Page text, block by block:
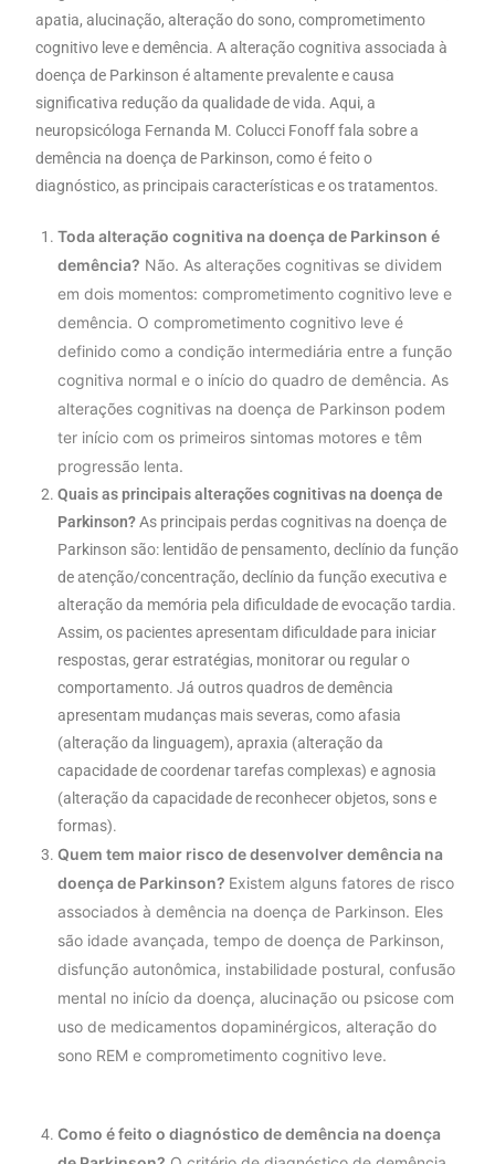
apatia, alucinação, alteração do sono, comprometimento
cognitivo leve e demência. A alteração cognitiva associada à
doença de Parkinson é altamente prevalente e causa
significativa redução da qualidade de vida. Aqui, a
neuropsicóloga Fernanda M. Colucci Fonoff fala sobre a
demência na doença de Parkinson, como é feito o
diagnóstico, as principais características e os tratamentos.
Toda alteração cognitiva na doença de Parkinson é
demência? Não. As alterações cognitivas se dividem
em dois momentos: comprometimento cognitivo leve e
demência. O comprometimento cognitivo leve é
definido como a condição intermediária entre a função
cognitiva normal e o início do quadro de demência. As
alterações cognitivas na doença de Parkinson podem
ter início com os primeiros sintomas motores e têm
progressão lenta.
Quais as principais alterações cognitivas na doença de
Parkinson?As principais perdas cognitivas na doença de
Parkinson são: lentidão de pensamento, declínio da função
de atenção/concentração, declínio da função executiva e
alteração da memória pela dificuldade de evocação tardia.
Assim, os pacientes apresentam dificuldade para iniciar
respostas, gerar estratégias, monitorar ou regular o
comportamento. Já outros quadros de demência
apresentam mudanças mais severas, como afasia
(alteração da linguagem), apraxia (alteração da
capacidade de coordenar tarefas complexas) e agnosia
(alteração da capacidade de reconhecer objetos, sons e
formas).
Quem tem maior risco de desenvolver demência na
doença de Parkinson? Existem alguns fatores de risco
associados à demência na doença de Parkinson. Eles
são idade avançada, tempo de doença de Parkinson,
disfunção autonômica, instabilidade postural, confusão
mental no início da doença, alucinação ou psicose com
uso de medicamentos dopaminérgicos, alteração do
sono REM e comprometimento cognitivo leve.
Como é feito o diagnóstico de demência na doença